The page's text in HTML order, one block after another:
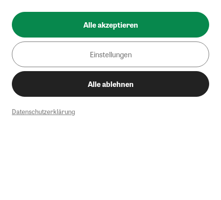
Alle akzeptieren
Einstellungen
Alle ablehnen
Datenschutzerklärung